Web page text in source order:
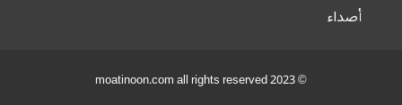
أصداء
© 2023 moatinoon.com all rights reserved